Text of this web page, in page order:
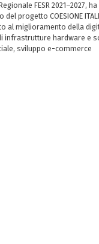
FESR 2021–2027,
del progetto COESIONE
al miglioramento della
infrastrutture hardware e
sviluppo e-commerce